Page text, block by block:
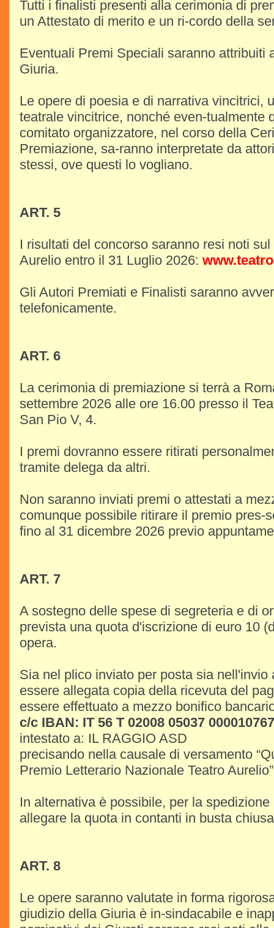
Tutti i finalisti presenti alla cerimonia di
un Attestato di merito e un ri-cordo della
Eventuali Premi Speciali saranno attribuiti
Giuria.
Le opere di poesia e di narrativa vincitrici,
teatrale vincitrice, nonché even-tualmente
comitato organizzatore, nel corso della
Premiazione, sa-ranno interpretate da
stessi, ove questi lo vogliano.
ART. 5
I risultati del concorso saranno resi noti
Aurelio entro il 31 Luglio 2026:
Gli Autori Premiati e Finalisti saranno
telefonicamente.
ART. 6
La cerimonia di premiazione si terrà a
settembre 2026 alle ore 16.00 presso il
San Pio V, 4.
I premi dovranno essere ritirati
tramite delega da altri.
Non saranno inviati premi o attestati a
comunque possibile ritirare il premio pres-
fino al 31 dicembre 2026 previo
ART. 7
A sostegno delle spese di segreteria e di
prevista una quota d'iscrizione di euro 10
opera.
Sia nel plico inviato per posta sia nell'invio
essere allegata copia della ricevuta del
essere effettuato a mezzo bonifico
c/c IBAN: IT 56 T 02008 05037
intestato a: IL RAGGIO ASD
precisando nella causale di versamento
Premio Letterario Nazionale Teatro
In alternativa è possibile, per la
allegare la quota in contanti in busta
ART. 8
Le opere saranno valutate in forma
giudizio della Giuria è in-sindacabile e